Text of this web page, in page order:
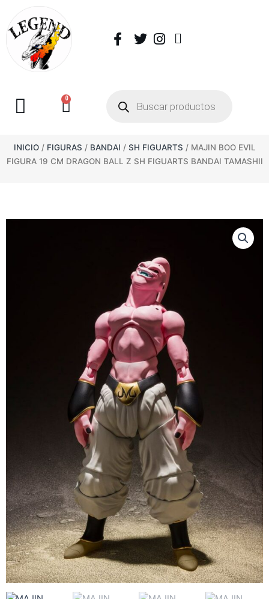
0
INICIO/ FIGURAS / BANDAI / SH FIGUARTS / MAJIN BOO EVIL
FIGURA 19 CM DRAGON BALL Z SH FIGUARTS BANDAI TAMASHII